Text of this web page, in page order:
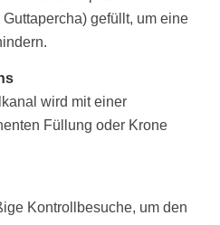
gefüllt, um eine
wird mit einer
Füllung oder Krone
Kontrollbesuche, um den